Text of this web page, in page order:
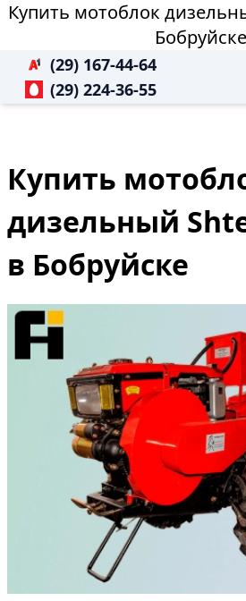
Купить мотоблок
Бобруйске
(29) 167-44-64
(29) 224-36-55
Купить
дизельный
в Бобруйске